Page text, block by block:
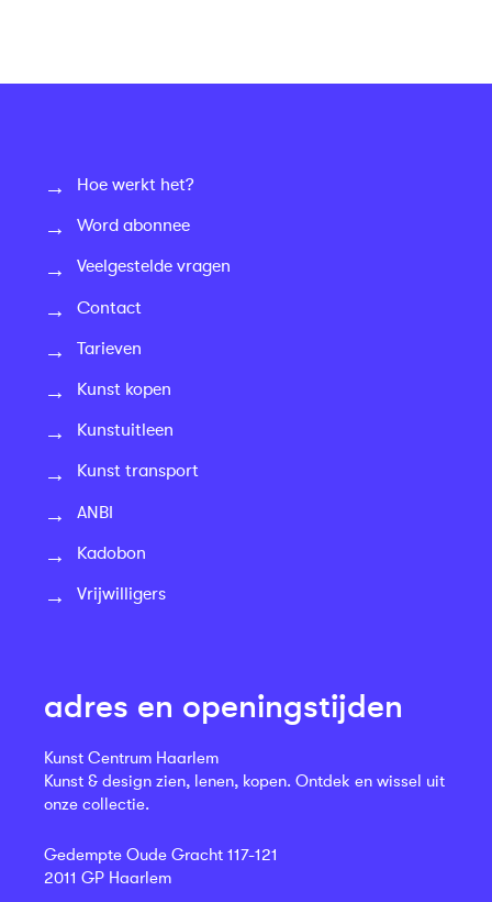
Hoe werkt het?
Word abonnee
Veelgestelde vragen
Contact
Tarieven
Kunst kopen
Kunstuitleen
Kunst transport
ANBI
Kadobon
Vrijwilligers
adres en openingstijden
Kunst Centrum Haarlem
Kunst & design zien, lenen, kopen. Ontdek en wissel uit
onze collectie.
Gedempte Oude Gracht 117-121
2011 GP Haarlem